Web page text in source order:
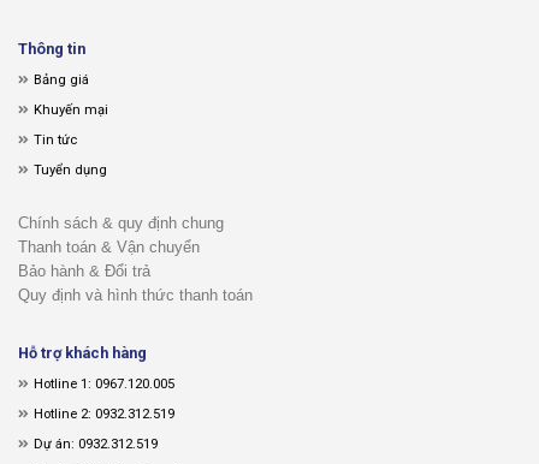
Thông tin
Bảng giá
Khuyến mại
Tin tức
Tuyển dụng
Chính sách & quy định chung
Thanh toán & Vận chuyển
Bảo hành & Đổi trả
Quy định và hình thức thanh toán
Hỗ trợ khách hàng
Hotline 1: 0967.120.005
Hotline 2: 0932.312.519
Dự án: 0932.312.519